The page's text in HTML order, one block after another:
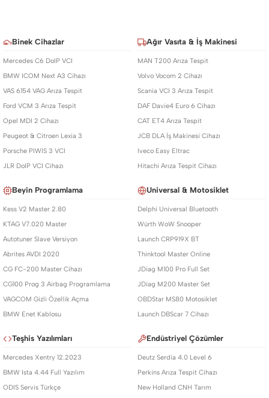
Binek Cihazlar
Mercedes C6 DoIP VCI
BMW ICOM Next A3 Cihazı
VAS 6154 VAG Arıza Tespit
Ford VCM 3 Arıza Tespit
Opel MDI 2 Cihazı
Peugeot & Citroen Lexia 3
Porsche PIWIS 3 VCI
JLR DoIP VCI Cihazı
Ağır Vasıta & İş Makinesi
MAN T200 Arıza Tespit
Volvo Vocom 2 Cihazı
Scania VCI 3 Arıza Tespit
DAF Davie4 Euro 6 Cihazı
CAT ET4 Arıza Tespit
JCB DLA İş Makinesi Cihazı
Iveco Easy Eltrac
Hitachi Arıza Tespit Cihazı
Beyin Programlama
Kess V2 Master 2.80
KTAG V7.020 Master
Autotuner Slave Versiyon
Abrites AVDI 2020
CG FC-200 Master Cihazı
CG100 Prog 3 Airbag Programlama
VAGCOM Gizli Özellik Açma
BMW Enet Kablosu
Universal & Motosiklet
Delphi Universal Bluetooth
Würth WoW Snooper
Launch CRP919X BT
Thinktool Master Online
JDiag M100 Pro Full Set
JDiag M200 Master Set
OBDStar MS80 Motosiklet
Launch DBScar 7 Cihazı
Teşhis Yazılımları
Mercedes Xentry 12.2023
BMW Ista 4.44 Full Yazılım
ODIS Servis Türkçe
Endüstriyel Çözümler
Deutz Serdia 4.0 Level 6
Perkins Arıza Tespit Cihazı
New Holland CNH Tarım